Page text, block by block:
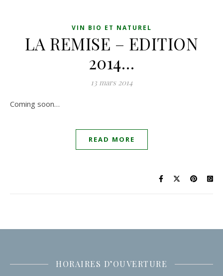
VIN BIO ET NATUREL
LA REMISE – EDITION
2014…
13 mars 2014
Coming soon…
READ MORE
HORAIRES D’OUVERTURE